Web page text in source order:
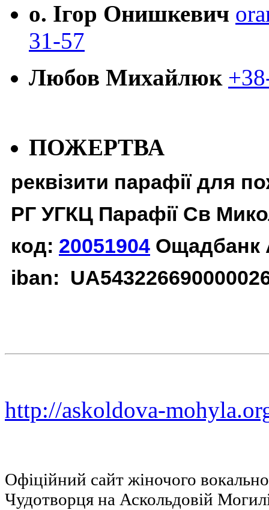
о. Ігор Онишкевич
31-57
Любов Михайлюк
ПОЖЕРТВА
реквізити парафії для
РГ УГКЦ Парафії Св
код: 20051904 Ощадбанк
iban:
http://askoldova-
Офіційний сайт жіночого
Чудотворця на Аскольдовій